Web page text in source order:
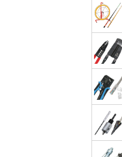
手
フ
ケ
ワ
ハ
ス
Jet
通
ジ
ス
ス
切
ス
電
カ
モ
ドリ